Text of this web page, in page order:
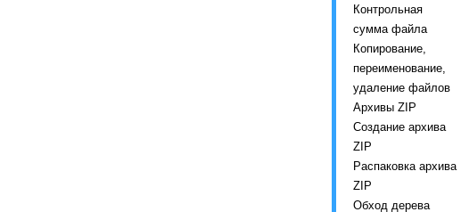
Контрольная
сумма файла
Копирование,
переименование,
удаление файлов
Архивы ZIP
Создание архива
ZIP
Распаковка архива
ZIP
Обход дерева